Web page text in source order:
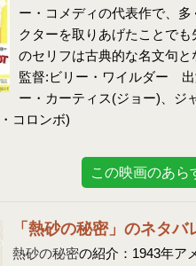
ー・コメディの代表作で、
クターを取りあげたことで
のセリフは古典的な名文句と
監督:ビリー・ワイルダー
ー・カーティス(ジョー)、ジ
コロンボ)
この映画のあら
「熱砂の秘密」のネタ
熱砂の秘密の紹介：1943年ア